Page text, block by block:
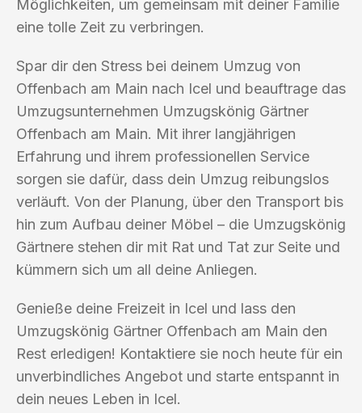
Möglichkeiten, um gemeinsam mit deiner Familie
eine tolle Zeit zu verbringen.
Spar dir den Stress bei deinem Umzug von
Offenbach am Main nach Icel und beauftrage das
Umzugsunternehmen Umzugskönig Gärtner
Offenbach am Main. Mit ihrer langjährigen
Erfahrung und ihrem professionellen Service
sorgen sie dafür, dass dein Umzug reibungslos
verläuft. Von der Planung, über den Transport bis
hin zum Aufbau deiner Möbel – die Umzugskönig
Gärtnere stehen dir mit Rat und Tat zur Seite und
kümmern sich um all deine Anliegen.
Genieße deine Freizeit in Icel und lass den
Umzugskönig Gärtner Offenbach am Main den
Rest erledigen! Kontaktiere sie noch heute für ein
unverbindliches Angebot und starte entspannt in
dein neues Leben in Icel.